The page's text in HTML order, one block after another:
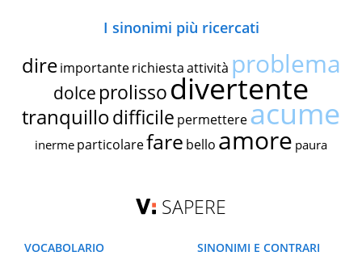
I sinonimi più ricercati
dire importante richiestaattività problema
dolce prolissodivertente
tranquillodifficile permettereacume
inerme particolarefare bello amore paura
SAPERE
VOCABOLARIO
SINONIMI E CONTRARI